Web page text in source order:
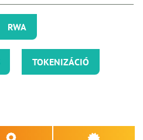
RWA
TOKENIZÁCIÓ